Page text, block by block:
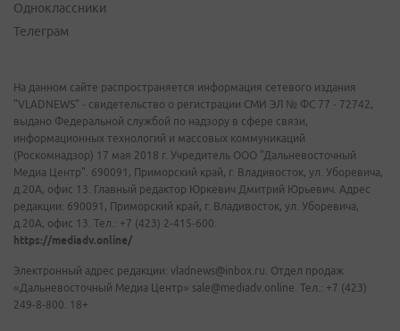
Одноклассники
Телеграм
На данном сайте распространяется информация сетевого издания
"VLADNEWS" - свидетельство о регистрации СМИ ЭЛ № ФС 77 - 72742,
выдано Федеральной службой по надзору в сфере связи,
информационных технологий и массовых коммуникаций
(Роскомнадзор) 17 мая 2018 г. Учредитель ООО "Дальневосточный
Медиа Центр". 690091, Приморский край, г. Владивосток, ул. Уборевича,
д.20А, офис 13. Главный редактор Юркевич Дмитрий Юрьевич. Адрес
редакции: 690091, Приморский край, г. Владивосток, ул. Уборевича,
д.20А, офис 13. Тел.: +7 (423) 2-415-600.
https://mediadv.online/
Электронный адрес редакции: vladnews@inbox.ru. Отдел продаж
«Дальневосточный Медиа Центр» sale@mediadv.online. Тел.: +7 (423)
249-8-800. 18+